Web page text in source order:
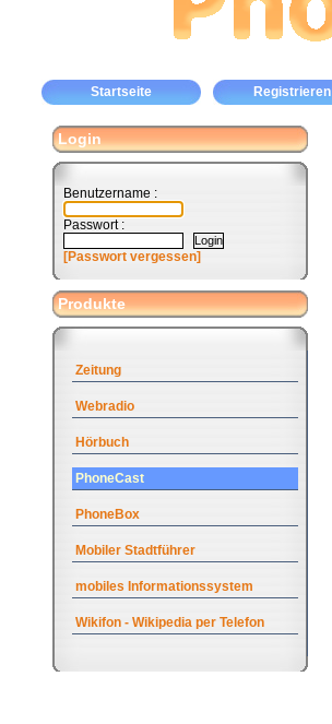
Startseite Registrieren
Login
Benutzername :
Passwort :
[Passwort vergessen]
Produkte
Zeitung
Webradio
Hörbuch
PhoneCast
PhoneBox
Mobiler Stadtführer
mobiles Informationssystem
Wikifon - Wikipedia per Telefon